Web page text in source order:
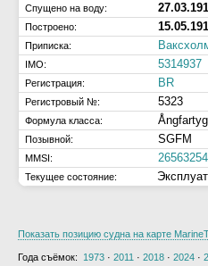
Спущено на воду:
Построено:
Приписка:
IMO: 5314937
Регистрация: BR
Регистровый №: 5323
Формула класса:
Позывной: SGFM
MMSI:
Текущее состояние:
Показать позицию судна на карте
Года съёмок: 1973 · 2011 · 2018 · 2024 ·